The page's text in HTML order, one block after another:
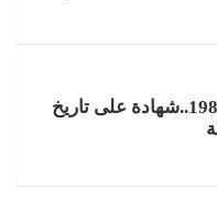
انتفاضة الكوميرا 1981..شهادة على تاريخ